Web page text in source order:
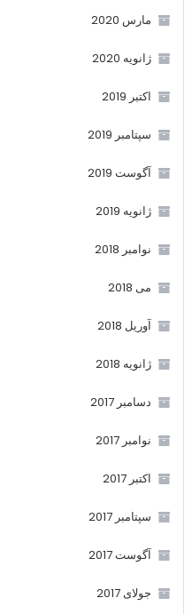
مارس 2020
ژانویه 2020
اکتبر 2019
سپتامبر 2019
آگوست 2019
ژانویه 2019
نوامبر 2018
می 2018
آوریل 2018
ژانویه 2018
دسامبر 2017
نوامبر 2017
اکتبر 2017
سپتامبر 2017
آگوست 2017
جولای 2017